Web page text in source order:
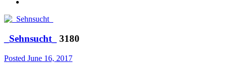
_Sehnsucht_ 3180
Posted June 16, 2017